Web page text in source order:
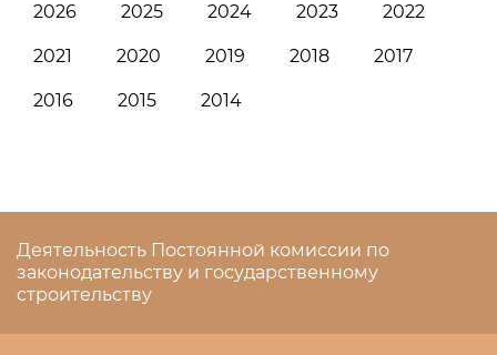
2026 2025 2024 2023 2022
2021 2020 2019 2018 2017
2016 2015 2014
Деятельность Постоянной комиссии по
законодательству и государственному
строительству